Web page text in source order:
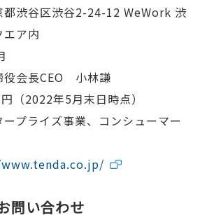
都渋谷区渋谷2-24-12 WeWork 渋
ア内
役会長CEO 小林謙
（2022年5月末日時点）
ープライズ事業、コンシューマー
問い合わせ